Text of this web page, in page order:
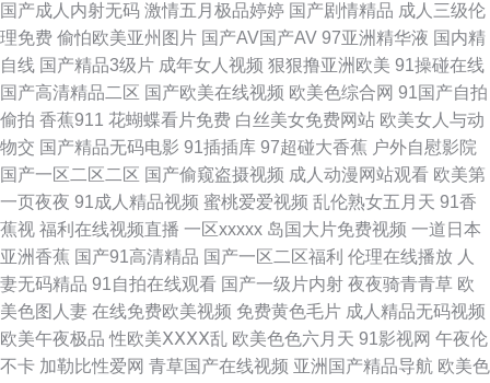
青青草 青娱乐青草91 日韩艹艹13 亚洲日本视频 超碰九色111 久久精品综合
在线 欧美亚洲日韩成人 91视频人人 最新色片 在线成人a片 天天干视频网 欧
美00 豆花视频日韩 亚洲成人网站网址 欧美另类人与兽 操欧美B 伊人伊人网
伊人VA导航站 www簧片网站 狼友福利在线观看 日本午夜精华 日韩色图色色
日韩色中色精导航 欧美TV另类 国产91丝袜 国产精品线路一 色色五月天婷婷
国产成人内射无码 激情五月极品婷婷 国产剧情精品 成人三级伦
理免费 偷怕欧美亚州图片 国产AV国产AV 97亚洲精华液 国内精
自线 国产精品3级片 成年女人视频 狠狠撸亚洲欧美 91操碰在线
国产高清精品二区 国产欧美在线视频 欧美色综合网 91国产自拍
偷拍 香蕉911 花蝴蝶看片免费 白丝美女免费网站 欧美女人与动
物交 国产精品无码电影 91插插库 97超碰大香蕉 户外自慰影院
国产一区二区二区 国产偷窥盗摄视频 成人动漫网站观看 欧美第
一页夜夜 91成人精品视频 蜜桃爱爱视频 乱伦熟女五月天 91香
蕉视 福利在线视频直播 一区xxxxx 岛国大片免费视频 一道日本
亚洲香蕉 国产91高清精品 国产一区二区福利 伦理在线播放 人
妻无码精品 91自拍在线观看 国产一级片内射 夜夜骑青青草 欧
美色图人妻 在线免费欧美视频 免费黄色毛片 成人精品无码视频
欧美午夜极品 性欧美ⅩⅩⅩⅩ乱 欧美色色六月天 91影视网 午夜伦
不卡 加勒比性爱网 青草国产在线视频 亚洲国产精品导航 欧美色